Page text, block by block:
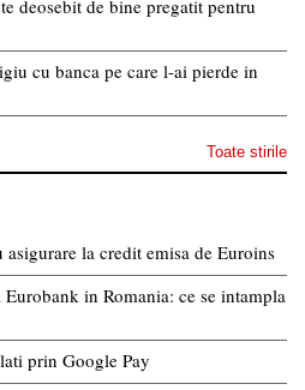
deosebit de bine pregatit pentru
cu banca pe care l-ai pierde in
Toate stirile
asigurare la credit emisa de Euroins
in Romania: ce se intampla
prin Google Pay